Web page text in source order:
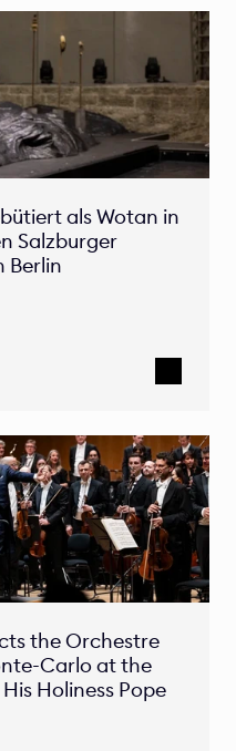
als Wotan in
Salzburger
Berlin
the Orchestre
Carlo at the
Holiness Pope